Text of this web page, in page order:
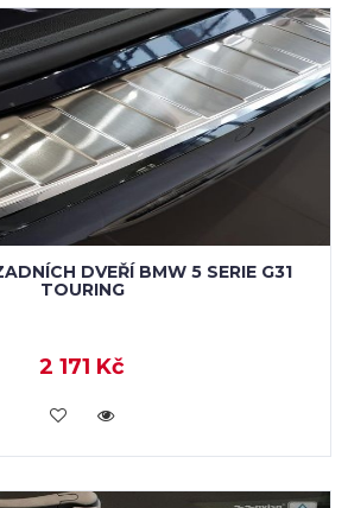
DVEŘÍ BMW 5 SERIE G31
TOURING
2 171 Kč
KOUPIT